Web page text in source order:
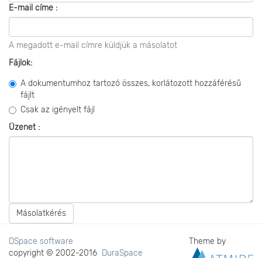
E-mail címe :
A megadott e-mail címre küldjük a másolatot
Fájlok:
A dokumentumhoz tartozó összes, korlátozott hozzáférésű
fájlt
Csak az igényelt fájl
Üzenet :
Másolatkérés
DSpace software
copyright © 2002-2016 DuraSpace
Theme by